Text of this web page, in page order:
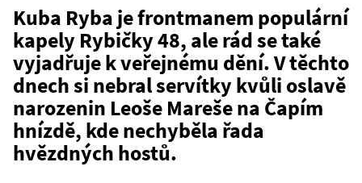
WhatsAppu
Kuba Ryba je frontmanem populární
kapely Rybičky 48, ale rád se také
vyjadřuje k veřejnému dění. V těchto
dnech si nebral servítky kvůli oslavě
narozenin Leoše Mareše na Čapím
hnízdě, kde nechyběla řada
hvězdných hostů.